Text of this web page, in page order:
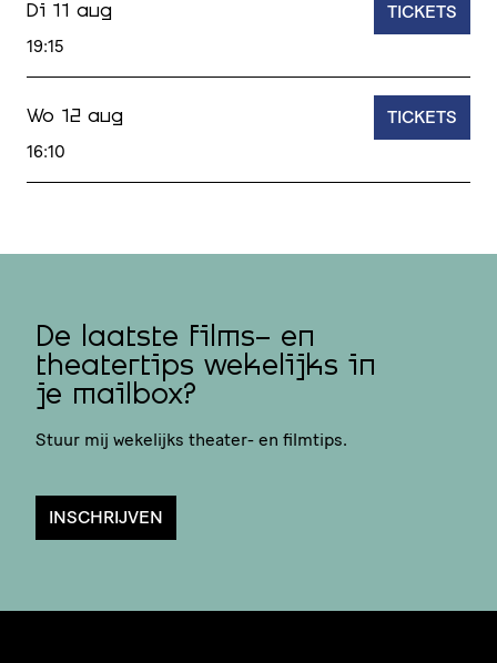
Di 11 aug
19:15
TICKETS
Wo 12 aug
16:10
TICKETS
De laatste films- en
theatertips wekelijks in
je mailbox?
Stuur mij wekelijks theater- en filmtips.
INSCHRIJVEN